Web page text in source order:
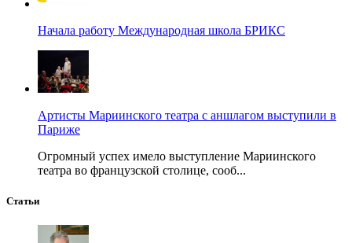
Начала работу Международная школа БРИКС
Артисты Мариинского театра с аншлагом выступили в
Париже
Огромный успех имело выступление Мариинского
театра во французской столице, сооб...
Статьи